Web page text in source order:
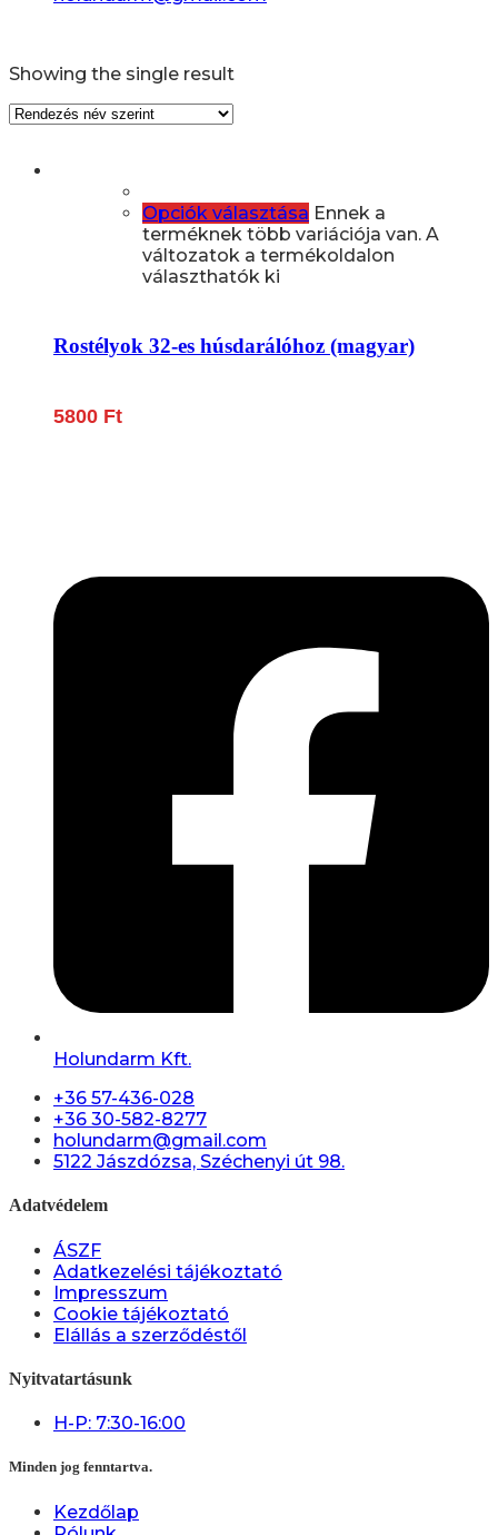
Showing the single result
Opciók választása Ennek a
terméknek több variációja van. A
változatok a termékoldalon
választhatók ki
Rostélyok 32-es húsdarálóhoz (magyar)
5800 Ft
Holundarm Kft.
+36 57-436-028
+36 30-582-8277
holundarm@gmail.com
5122 Jászdózsa, Széchenyi út 98.
Adatvédelem
ÁSZF
Adatkezelési tájékoztató
Impresszum
Cookie tájékoztató
Elállás a szerződéstől
Nyitvatartásunk
H-P: 7:30-16:00
Minden jog fenntartva.
Kezdőlap